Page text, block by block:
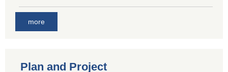
more
Plan and Project